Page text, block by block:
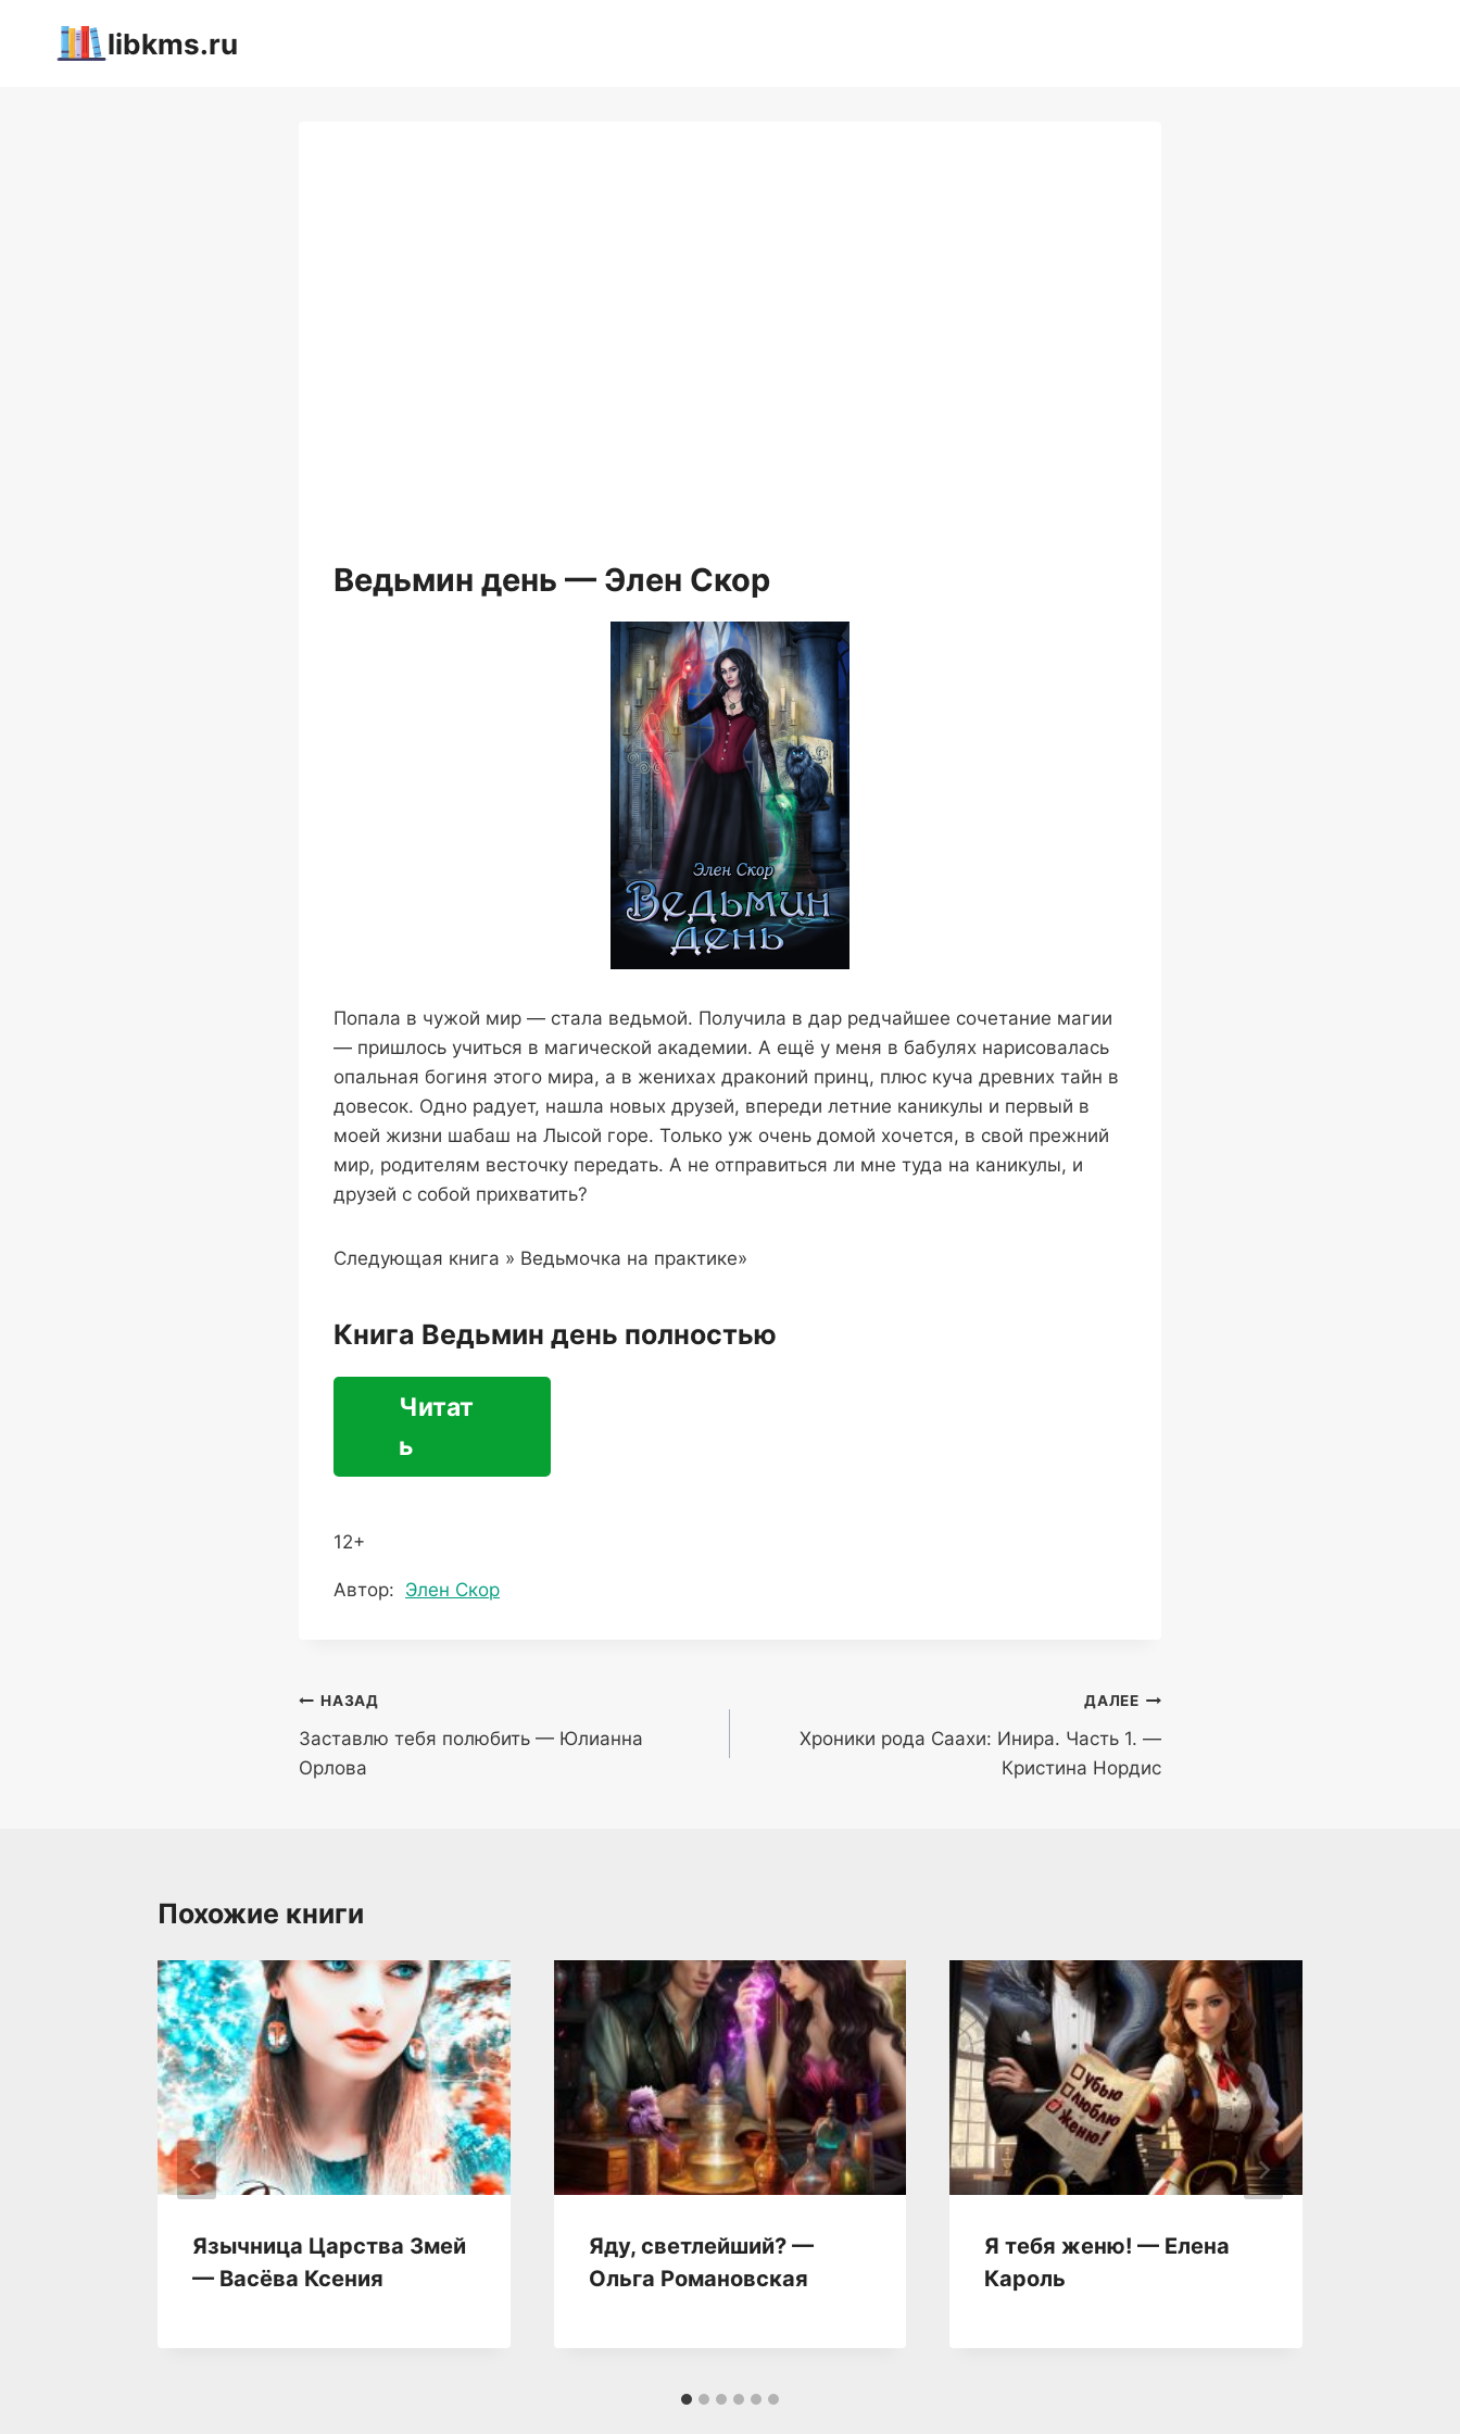
libkms.ru
Ведьмин день — Элен Скор
Попала в чужой мир — стала ведьмой. Получила в дар редчайшее сочетание магии
— пришлось учиться в магической академии. А ещё у меня в бабулях нарисовалась
опальная богиня этого мира, а в женихах драконий принц, плюс куча древних тайн в
довесок. Одно радует, нашла новых друзей, впереди летние каникулы и первый в
моей жизни шабаш на Лысой горе. Только уж очень домой хочется, в свой прежний
мир, родителям весточку передать. А не отправиться ли мне туда на каникулы, и
друзей с собой прихватить?
Следующая книга » Ведьмочка на практике»
Книга Ведьмин день полностью
Читат
ь
12+
Метки
Автор: Элен Скор
Навигация
по
записям
НАЗАД
Заставлю тебя полюбить — Юлианна
Орлова
ДАЛЕЕ
Хроники рода Саахи: Инира. Часть 1. —
Кристина Нордис
Похожие книги
Язычница Царства Змей
— Васёва Ксения
Яду, светлейший? —
Ольга Романовская
Я тебя женю! — Елена
Кароль